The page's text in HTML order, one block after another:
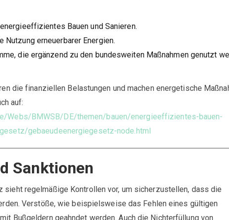
Bauen und Sanieren.
Nutzung erneuerbarer Energien.
die ergänzend zu den bundesweiten Maßnahmen genutzt
die finanziellen Belastungen und machen energetische
auf:
Webs/BMWSB/DE/themen/bauen/energieeffizientes-bauen-
gebaeudeenergiegesetz-node.html
Sanktionen
sieht regelmäßige Kontrollen vor, um sicherzustellen, dass die
Verstöße, wie beispielsweise das Fehlen eines gültigen
Bußgeldern geahndet werden. Auch die Nichterfüllung von